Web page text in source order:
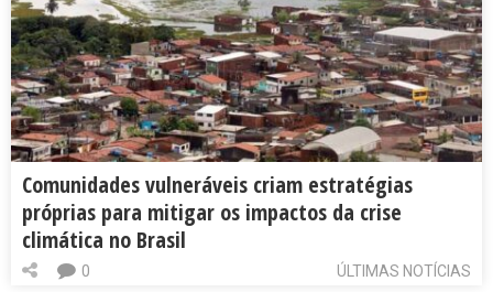
Comunidades vulneráveis criam estratégias
próprias para mitigar os impactos da crise
climática no Brasil
ÚLTIMAS NOTÍCIAS
0